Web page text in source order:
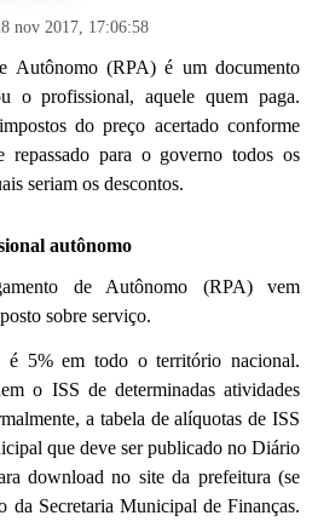
nov 2017, 17:06:58
Autônomo (RPA) é um documento
o profissional, aquele quem paga.
do preço acertado conforme
repassado para o governo todos os
seriam os descontos.
autônomo
de Autônomo (RPA) vem
sobre serviço.
5% em todo o território nacional.
o ISS de determinadas atividades
a tabela de alíquotas de ISS
que deve ser publicado no Diário
download no site da prefeitura (se
da Secretaria Municipal de Finanças.